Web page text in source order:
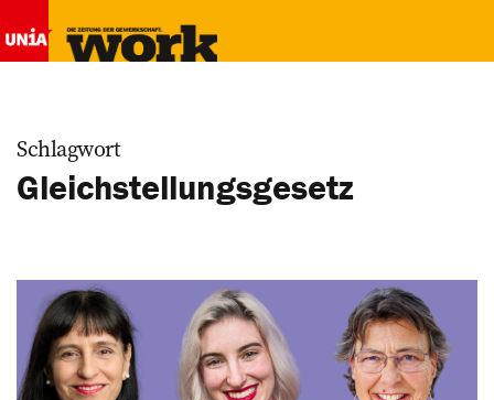
Schlagwort
Gleichstellungsgesetz